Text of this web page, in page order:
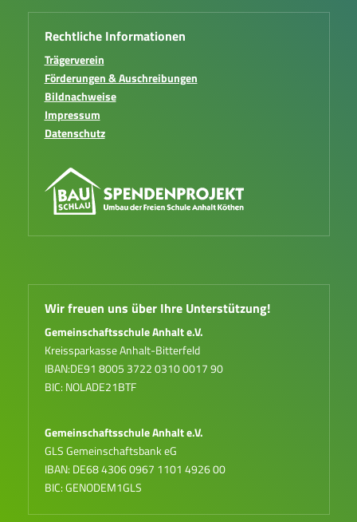
Rechtliche Informationen
Trägerverein
Förderungen & Auschreibungen
Bildnachweise
Impressum
Datenschutz
Wir freuen uns über Ihre Unterstützung!
Gemeinschaftsschule Anhalt e.V.
Kreissparkasse Anhalt-Bitterfeld
IBAN:DE91 8005 3722 0310 0017 90
BIC: NOLADE21BTF
Gemeinschaftsschule Anhalt e.V.
GLS Gemeinschaftsbank eG
IBAN: DE68 4306 0967 1101 4926 00
BIC: GENODEM1GLS